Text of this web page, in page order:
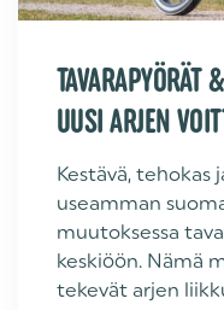
TAVARAPYÖRÄT
UUSI ARJEN
Kestävä, tehokas
useamman
muutoksessa
keskiöön. Nämä
tekevät arjen